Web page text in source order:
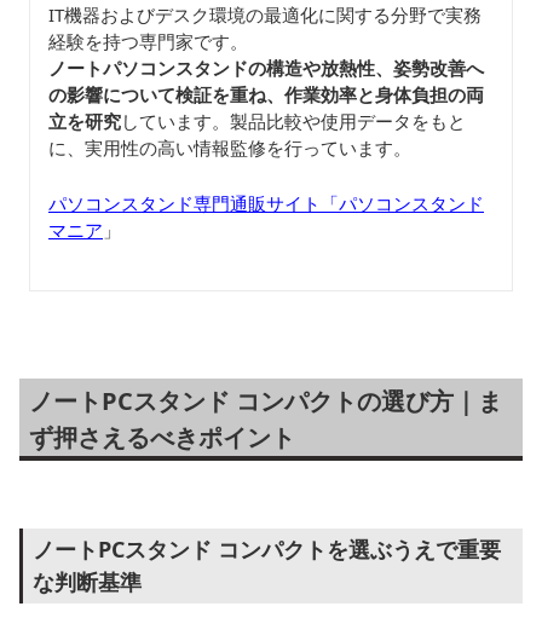
IT機器およびデスク環境の最適化に関する分野で実務
経験を持つ専門家です。
ノートパソコンスタンドの構造や放熱性、姿勢改善へ
の影響について検証を重ね、作業効率と身体負担の両
立を研究しています。製品比較や使用データをもと
に、実用性の高い情報監修を行っています。
パソコンスタンド専門通販サイト「パソコンスタンド
マニア 」
ノートPCスタンド コンパクトの選び方｜ま
ず押さえるべきポイント
ノートPCスタンド コンパクトを選ぶうえで重要
な判断基準